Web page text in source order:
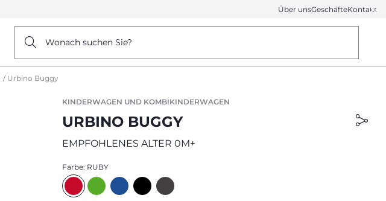
Über unsGeschäfteKontakt
Wonach suchen Sie?
Urbino Buggy
KINDERWAGEN UND KOMBIKINDERWAGEN
URBINO BUGGY
EMPFOHLENES ALTER 0M+
Farbe: RUBY